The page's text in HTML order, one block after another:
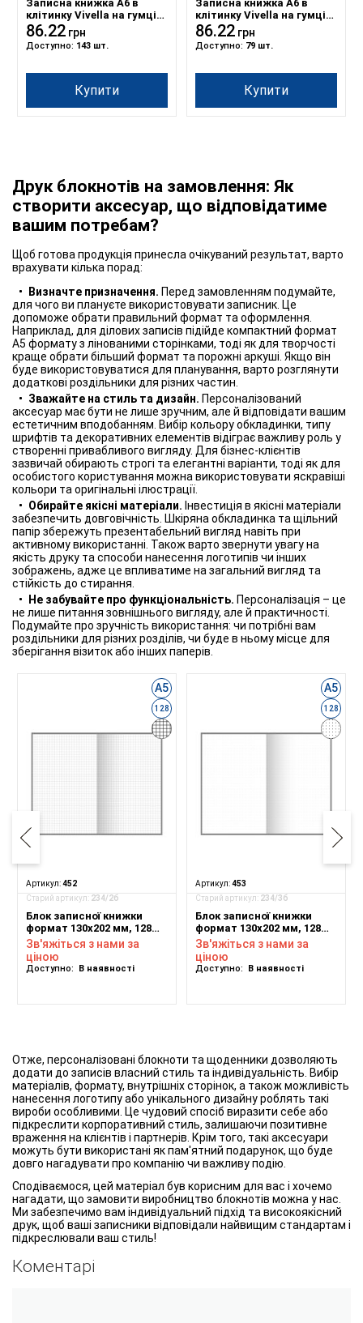
Записна книжка А6 в
клітинку Vivella на гумці
чорний
86.22 грн
Доступно: 143 шт.
Купити
Записна книжка А6 в
клітинку Vivella на гумці
бордовий
86.22 грн
Доступно: 79 шт.
Купити
Друк блокнотів на замовлення: Як
створити аксесуар, що відповідатиме
вашим потребам?
Щоб готова продукція принесла очікуваний результат, варто
врахувати кілька порад:
Визначте призначення. Перед замовленням подумайте,
для чого ви плануєте використовувати записник. Це
допоможе обрати правильний формат та оформлення.
Наприклад, для ділових записів підійде компактний формат
А5 формату з лінованими сторінками, тоді як для творчості
краще обрати більший формат та порожні аркуші. Якщо він
буде використовуватися для планування, варто розглянути
додаткові роздільники для різних частин.
Зважайте на стиль та дизайн. Персоналізований
аксесуар має бути не лише зручним, але й відповідати вашим
естетичним вподобанням. Вибір кольору обкладинки, типу
шрифтів та декоративних елементів відіграє важливу роль у
створенні привабливого вигляду. Для бізнес-клієнтів
зазвичай обирають строгі та елегантні варіанти, тоді як для
особистого користування можна використовувати яскравіші
кольори та оригінальні ілюстрації.
Обирайте якісні матеріали. Інвестиція в якісні матеріали
забезпечить довговічність. Шкіряна обкладинка та щільний
папір збережуть презентабельний вигляд навіть при
активному використанні. Також варто звернути увагу на
якість друку та способи нанесення логотипів чи інших
зображень, адже це впливатиме на загальний вигляд та
стійкість до стирання.
Не забувайте про функціональність. Персоналізація – це
не лише питання зовнішнього вигляду, але й практичності.
Подумайте про зручність використання: чи потрібні вам
роздільники для різних розділів, чи буде в ньому місце для
зберігання візиток або інших паперів.
А5
128
Артикул:452
Старий артикул: 234/2б
Блок записної книжки
формат 130х202 мм, 128
аркушів, білий папір,
клітинка
Зв'яжіться з нами за
ціною
Доступно: В наявності
А5
128
Артикул:453
Старий артикул: 234/3б
Блок записної книжки
формат 130х202 мм, 128
аркушів, білий папір,
крапка
Зв'яжіться з нами за
ціною
Доступно: В наявності
Отже, персоналізовані блокноти та щоденники дозволяють
додати до записів власний стиль та індивідуальність. Вибір
матеріалів, формату, внутрішніх сторінок, а також можливість
нанесення логотипу або унікального дизайну роблять такі
вироби особливими. Це чудовий спосіб виразити себе або
підкреслити корпоративний стиль, залишаючи позитивне
враження на клієнтів і партнерів. Крім того, такі аксесуари
можуть бути використані як пам'ятний подарунок, що буде
довго нагадувати про компанію чи важливу подію.
Сподіваємося, цей матеріал був корисним для вас і хочемо
нагадати, що замовити виробництво блокнотів можна у нас.
Ми забезпечимо вам індивідуальний підхід та високоякісний
друк, щоб ваші записники відповідали найвищим стандартам і
підкреслювали ваш стиль!
Коментарі